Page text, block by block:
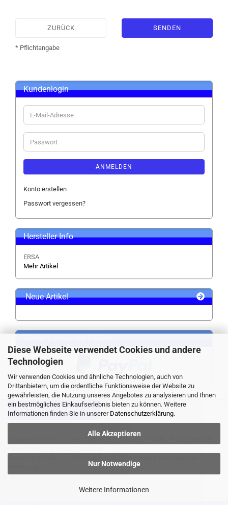
Diese Webseite verwendet Cookies und andere
Technologien
Wir verwenden Cookies und ähnliche Technologien, auch von
Drittanbietern, um die ordentliche Funktionsweise der Website zu
gewährleisten, die Nutzung unseres Angebotes zu analysieren und Ihnen
ein bestmögliches Einkaufserlebnis bieten zu können. Weitere
Informationen finden Sie in unserer Datenschutzerklärung.
Alle Akzeptieren
Nur Notwendige
Weitere Informationen
ZURÜCK SENDEN
* Pflichtangabe
Kundenlogin
E-
Mail-
Adresse
Passwort
ANMELDEN
Konto erstellen
Passwort vergessen?
Hersteller Info
ERSA
Mehr Artikel
Neue Artikel
VERTRAG WIDERRUFEN
Liefer- und Versandkosten